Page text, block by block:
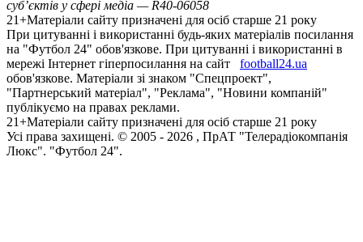
суб’єктів у сфері медіа — R40-06058
21+Матеріали сайту призначені для осіб старше 21 року
При цитуванні і використанні будь-яких матеріалів посилання
на "Футбол 24" обов'язкове. При цитуванні і використанні в
мережі Інтернет гіперпосилання на сайт
football24.ua
обов'язкове. Матеріали зі знаком "Спецпроект",
"Партнерський матеріал", "Реклама", "Новини компаній"
публікуємо на правах реклами.
21+Матеріали сайту призначені для осіб старше 21 року
Усi права захищенi. © 2005 - 2026 , ПрАТ "Телерадіокомпанія
Люкс". "Футбол 24".